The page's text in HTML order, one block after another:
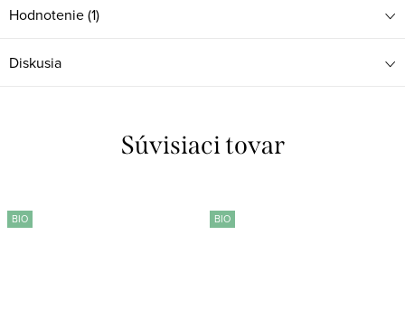
Hodnotenie (1)
Diskusia
Súvisiaci tovar
BIO BIO